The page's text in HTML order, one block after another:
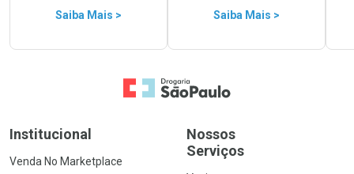
Saiba Mais > Saiba Mais >
Ir para a Home
Institucional
Venda No Marketplace
Nossos
Serviços